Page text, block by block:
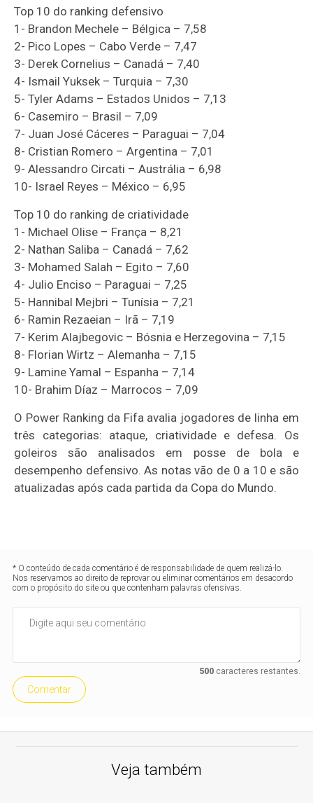
Top 10 do ranking defensivo
1- Brandon Mechele – Bélgica – 7,58
2- Pico Lopes – Cabo Verde – 7,47
3- Derek Cornelius – Canadá – 7,40
4- Ismail Yuksek – Turquia – 7,30
5- Tyler Adams – Estados Unidos – 7,13
6- Casemiro – Brasil – 7,09
7- Juan José Cáceres – Paraguai – 7,04
8- Cristian Romero – Argentina – 7,01
9- Alessandro Circati – Austrália – 6,98
10- Israel Reyes – México – 6,95
Top 10 do ranking de criatividade
1- Michael Olise – França – 8,21
2- Nathan Saliba – Canadá – 7,62
3- Mohamed Salah – Egito – 7,60
4- Julio Enciso – Paraguai – 7,25
5- Hannibal Mejbri – Tunísia – 7,21
6- Ramin Rezaeian – Irã – 7,19
7- Kerim Alajbegovic – Bósnia e Herzegovina – 7,15
8- Florian Wirtz – Alemanha – 7,15
9- Lamine Yamal – Espanha – 7,14
10- Brahim Díaz – Marrocos – 7,09
O Power Ranking da Fifa avalia jogadores de linha em
três categorias: ataque, criatividade e defesa. Os
goleiros são analisados em posse de bola e
desempenho defensivo. As notas vão de 0 a 10 e são
atualizadas após cada partida da Copa do Mundo.
* O conteúdo de cada comentário é de responsabilidade de quem realizá-lo.
Nos reservamos ao direito de reprovar ou eliminar comentários em desacordo
com o propósito do site ou que contenham palavras ofensivas.
500caracteres restantes.
Comentar
Veja também